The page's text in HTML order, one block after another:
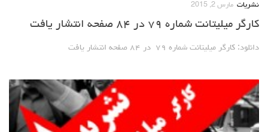
نشریات مارس 2, 2015
کارگر میلیتانت شماره ۷۹ در ۸۴ صفحه انتشار یافت
دانلود: کارگر میلیتانت شماره ۷۹ در ۸۴ صفحه انتشار یافت